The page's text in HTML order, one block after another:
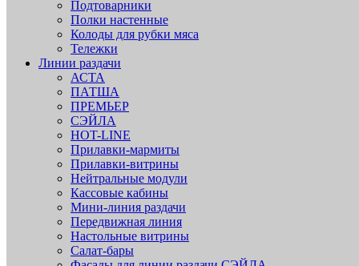
Подтоварники
Полки настенные
Колоды для рубки мяса
Тележки
Линии раздачи
АСТА
ПАТША
ПРЕМЬЕР
СЭЙЛА
HOT-LINE
Прилавки-мармиты
Прилавки-витрины
Нейтральные модули
Кассовые кабины
Мини-линия раздачи
Передвижная линия
Настольные витрины
Салат-бары